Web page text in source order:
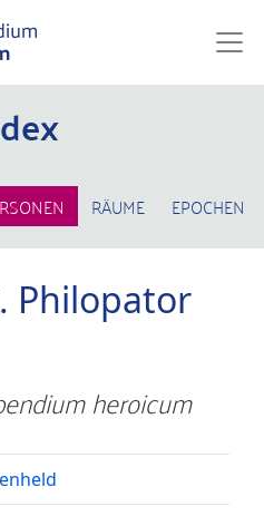
RÄUME EPOCHEN
Philopator
heroicum